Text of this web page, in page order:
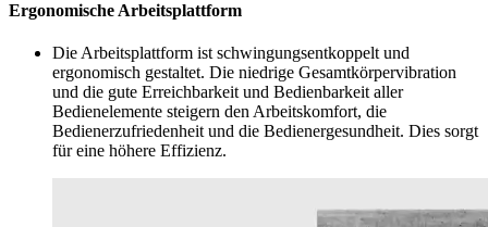
Ergonomische Arbeitsplattform
Die Arbeitsplattform ist schwingungsentkoppelt und
ergonomisch gestaltet. Die niedrige Gesamtkörpervibration
und die gute Erreichbarkeit und Bedienbarkeit aller
Bedienelemente steigern den Arbeitskomfort, die
Bedienerzufriedenheit und die Bedienergesundheit. Dies sorgt
für eine höhere Effizienz.